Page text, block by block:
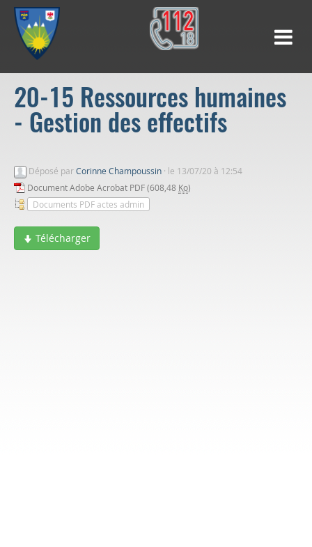
20-15 Ressources humaines
- Gestion des effectifs
Déposé parCorinne Champoussin · le 13/07/20 à 12:54
Document Adobe Acrobat PDF (608,48 Ko)
Documents PDF actes admin
Télécharger